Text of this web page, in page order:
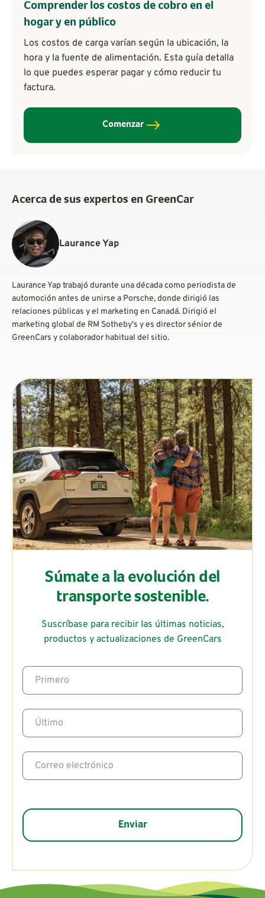
Comprender los costos de cobro en el
hogar y en público
Los costos de carga varían según la ubicación, la
hora y la fuente de alimentación. Esta guía detalla
lo que puedes esperar pagar y cómo reducir tu
factura.
Comenzar
Acerca de sus expertos en GreenCar
Laurance Yap
Laurance Yap trabajó durante una década como periodista de
automoción antes de unirse a Porsche, donde dirigió las
relaciones públicas y el marketing en Canadá. Dirigió el
marketing global de RM Sotheby's y es director sénior de
GreenCars y colaborador habitual del sitio.
Súmate a la evolución del
transporte sostenible.
Suscríbase para recibir las últimas noticias,
productos y actualizaciones de GreenCars